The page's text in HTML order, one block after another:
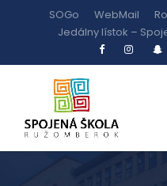
SOGo WebMail
Jedálny lístok –